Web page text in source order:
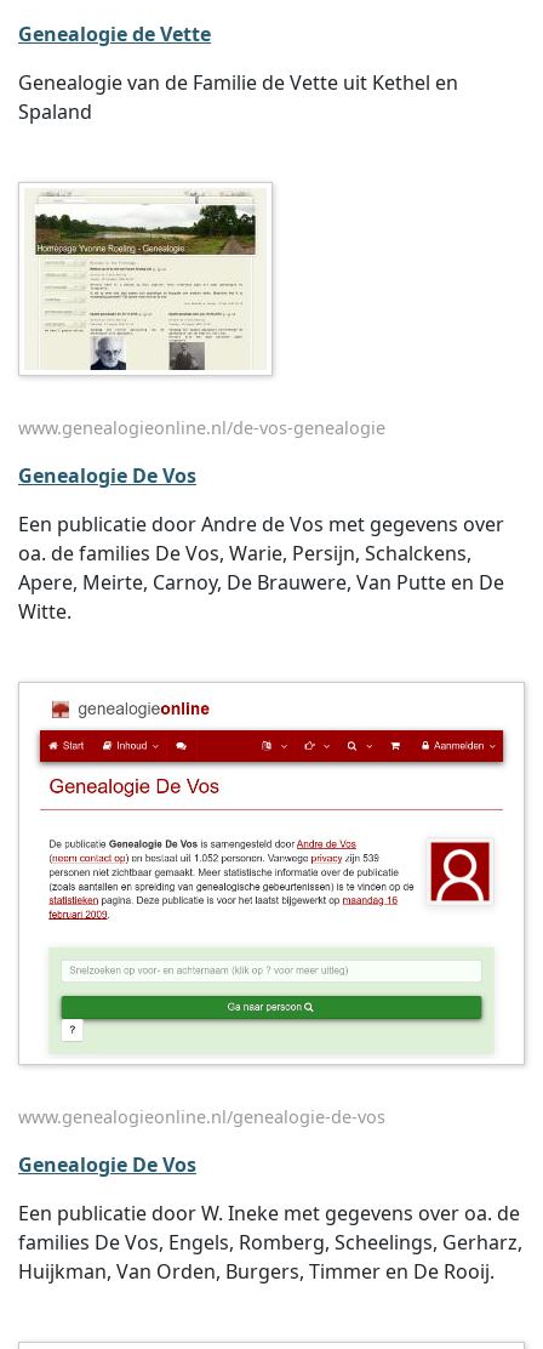
Genealogie de Vette
Genealogie van de Familie de Vette uit Kethel en
Spaland
www.genealogieonline.nl/de-vos-genealogie
Genealogie De Vos
Een publicatie door Andre de Vos met gegevens over
oa. de families De Vos, Warie, Persijn, Schalckens,
Apere, Meirte, Carnoy, De Brauwere, Van Putte en De
Witte.
www.genealogieonline.nl/genealogie-de-vos
Genealogie De Vos
Een publicatie door W. Ineke met gegevens over oa. de
families De Vos, Engels, Romberg, Scheelings, Gerharz,
Huijkman, Van Orden, Burgers, Timmer en De Rooij.